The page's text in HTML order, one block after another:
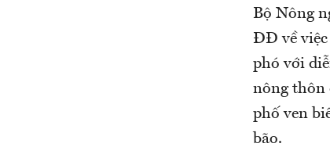
Bộ Nông
ĐĐ về việc
phó với
nông thôn
phố ven
bão.